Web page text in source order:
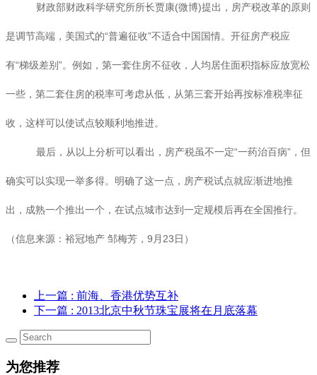
财政部财政科学研究所所长贾康(微博)提出，房产税改革的原则
是调节高端，美国式的“普遍征收”不适合中国国情。开征房产税应
有“梯级差别”。例如，第一套住房不征收，人均居住面积指标应放宽松
一些，第二套住房的税率可考虑从低，从第三套开始再按标准税率征
收，这样可以使试点较顺利地推进。
最后，从以上分析可以看出，房产税虽不一定“一药治百病”，但
确实可以实现一举多得。明确了这一点，房产税试点就应渐进地推
出，成熟一个推出一个，在试点城市达到一定规模后再在全国推行。
（信息来源：裕冠地产 邹梅芳，9月23日）
上一篇 : 前海、香港优势互补
下一篇 : 2013北京中秋节珠宝展将在月底落幕
为您推荐